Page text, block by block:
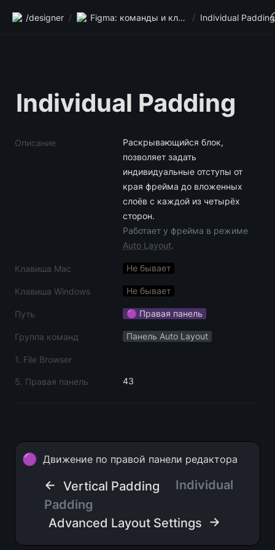
/designer / Figma: команды и клавиши / Individual Padding
Individual Padding
Описание
Раскрывающийся блок,
позволяет задать
индивидуальные отступы от
края фрейма до вложенных
слоёв с каждой из четырёх
Auto Layout.
Клавиша Mac Не бывает
Клавиша Windows Не бывает
Путь 🟣 Правая панель
Группа команд Панель Auto Layout
1. File Browser
5. Правая панель 43
🟣 Движение по правой панели редактора
← Vertical Padding
Individual
Padding
Advanced Layout Settings →